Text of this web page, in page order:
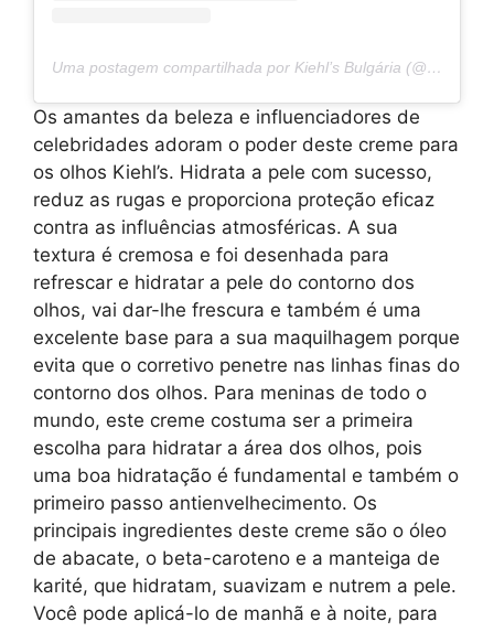
Uma postagem compartilhada por Kiehl’s Bulgária (@kiehls.bg)
Os amantes da beleza e influenciadores de
celebridades adoram o poder deste creme para
os olhos Kiehl’s. Hidrata a pele com sucesso,
reduz as rugas e proporciona proteção eficaz
contra as influências atmosféricas. A sua
textura é cremosa e foi desenhada para
refrescar e hidratar a pele do contorno dos
olhos, vai dar-lhe frescura e também é uma
excelente base para a sua maquilhagem porque
evita que o corretivo penetre nas linhas finas do
contorno dos olhos. Para meninas de todo o
mundo, este creme costuma ser a primeira
escolha para hidratar a área dos olhos, pois
uma boa hidratação é fundamental e também o
primeiro passo antienvelhecimento. Os
principais ingredientes deste creme são o óleo
de abacate, o beta-caroteno e a manteiga de
karité, que hidratam, suavizam e nutrem a pele.
Você pode aplicá-lo de manhã e à noite, para